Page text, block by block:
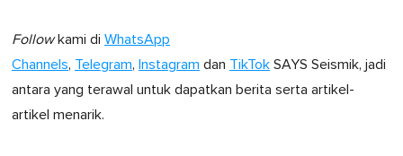
Followkami di WhatsApp
Channels, Telegram, Instagram dan TikTok SAYS Seismik, jadi
antara yang terawal untuk dapatkan berita serta artikel-
artikel menarik.